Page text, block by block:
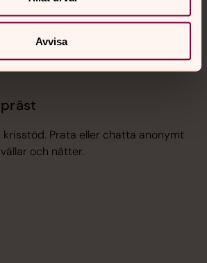
Avvisa
Prata eller chatta anonymt
och nätter.